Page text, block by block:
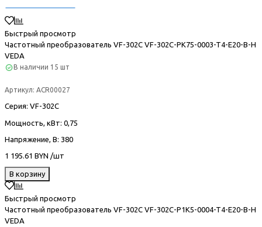
Быстрый просмотр
Частотный преобразователь VF-302С VF-302C-PK75-0003-T4-E20-B-H
VEDA
В наличии 15 шт
Артикул: ACR00027
Серия: VF-302С
Мощность, кВт: 0,75
Напряжение, В: 380
1 195.61 BYN /шт
В корзину
Быстрый просмотр
Частотный преобразователь VF-302С VF-302C-P1K5-0004-T4-E20-B-H
VEDA